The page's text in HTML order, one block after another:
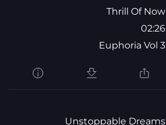
Thrill Of Now
02:26
Euphoria Vol 3
Unstoppable Dreams